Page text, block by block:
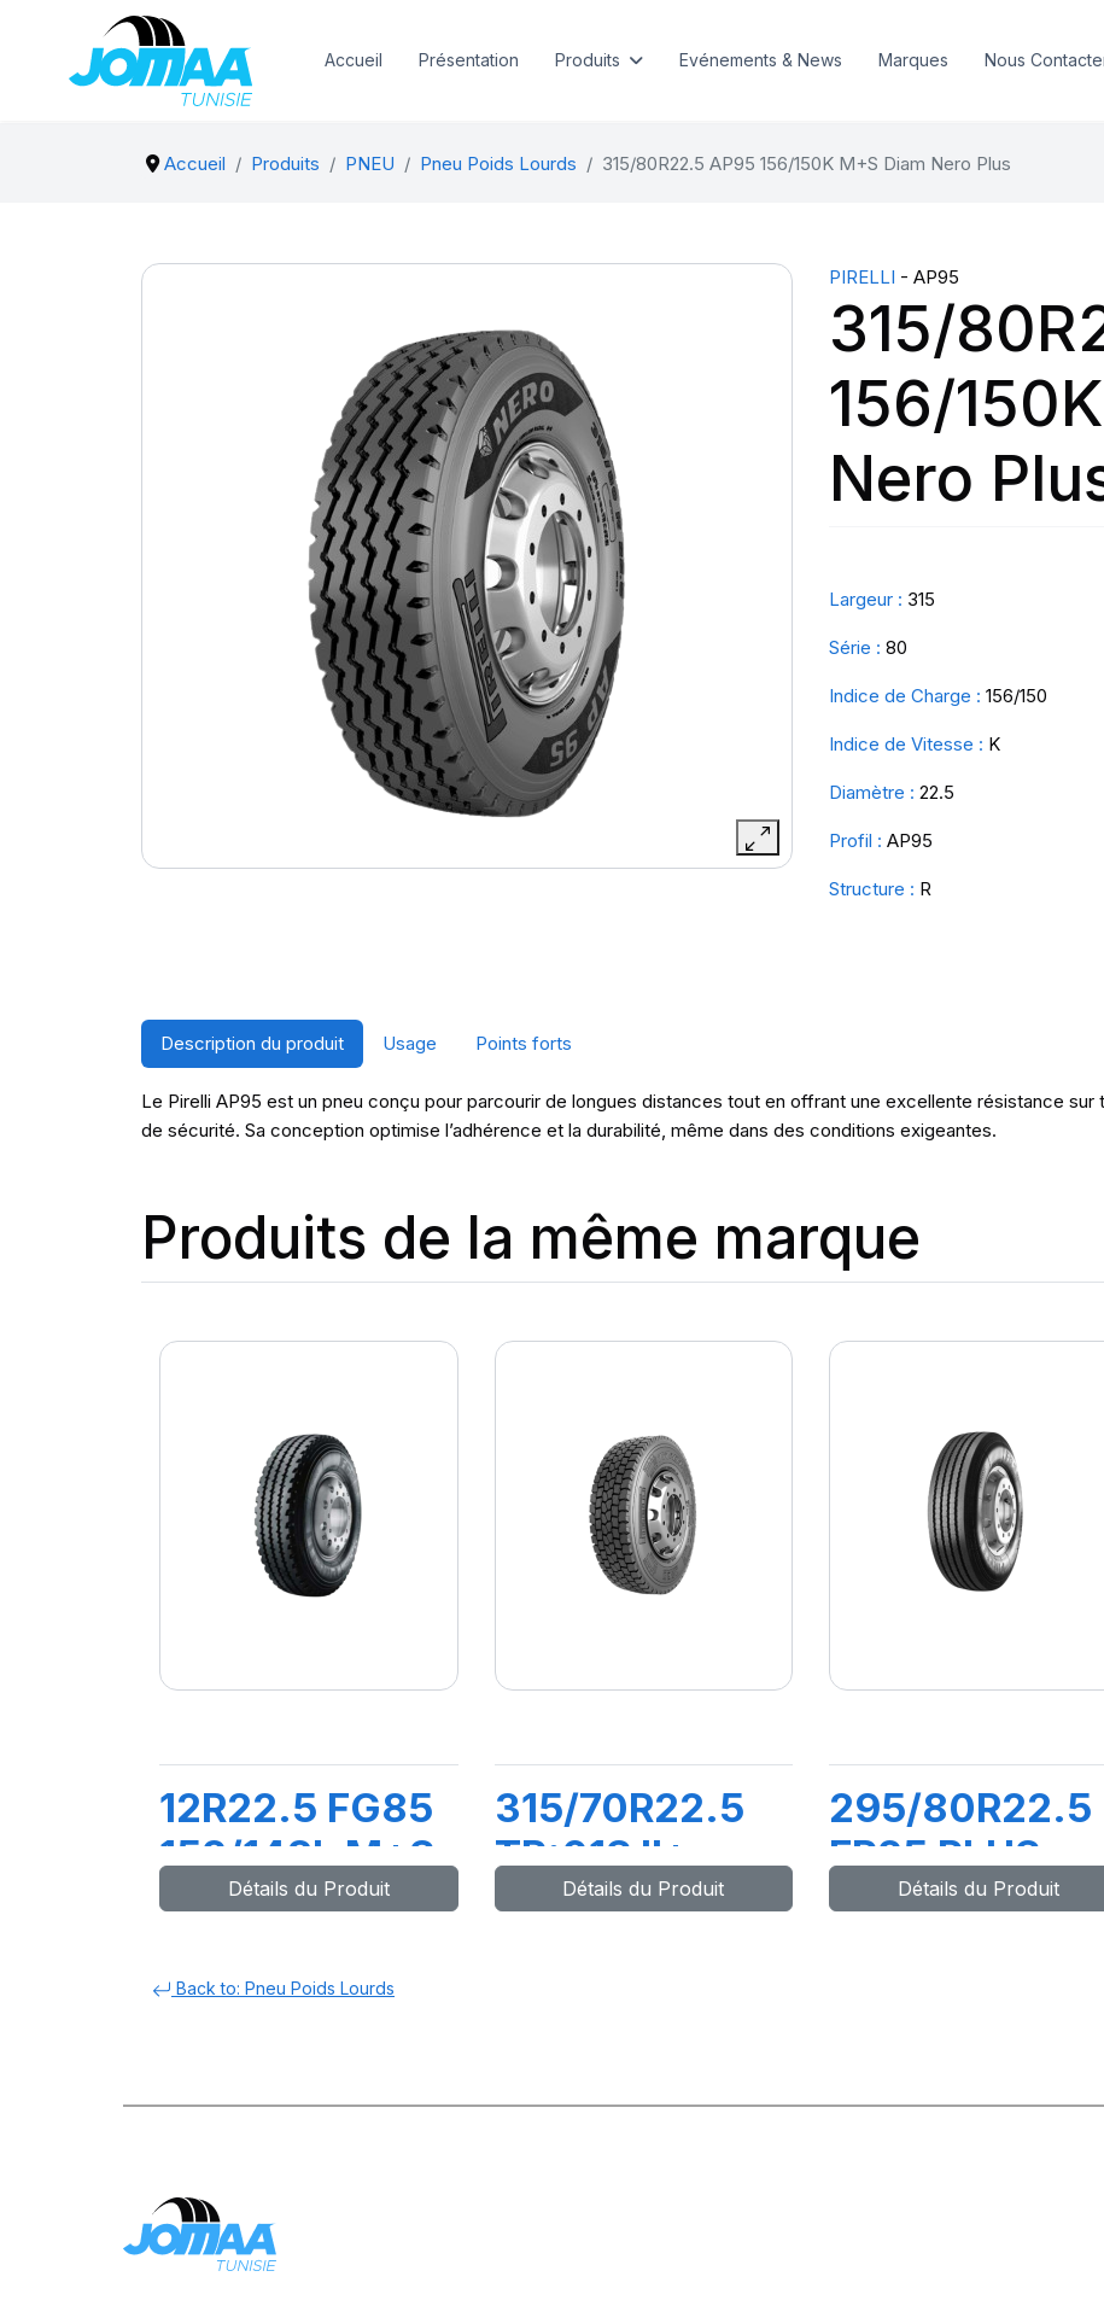
Accueil Présentation Produits Evénements & News Marques Nous
Accueil Produits PNEU Pneu Poids Lourds 315/80R22.5 AP95 156/150K M+S Diam Nero Plus
PIRELLI - AP95
315/
156/
Nero
Largeur : 315
Série : 80
Indice de Charge : 156/150
Indice de Vitesse : K
Diamètre : 22.5
Profil : AP95
Structure : R
Description du produit Usage Points forts
Le Pirelli AP95 est un pneu conçu pour parcourir de longues distances tout en offrant une excellente résistance
de sécurité. Sa conception optimise l’adhérence et la durabilité, même dans des conditions exigeantes.
Produits de la même marque
12R22.5 FG85
152/148L M+S
Détails du Produit
315/70R22.5
TR:01S II+
154/150L
Détails du Produit
295/80R22.5
FR25 PLUS
152/148M
Détails du Produit
Back to: Pneu Poids Lourds